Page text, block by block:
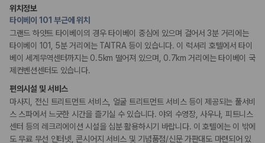
리셉션 서비스
다국어 구사 가능 직원
콘시어지 서비스
포터/벨보이
드라이클리닝/세탁서비스
리무진 또는 타운카 서비스 이용가능
짐 보관 서비스
간편 체크인/체크아웃
웰빙 및 피트니스
피트니스/헬스시설
사우나/스파
위치정보
타이베이 101 부근에 위치
그랜드 하얏트 타이베이의 경우 타이베이 중심에 있으며 걸어서 3분 거리에는
타이베이 101, 5분 거리에는 TAITRA 등이 있습니다. 이 럭셔리 호텔에서 타이
베이 세계무역센터까지는 0.5km 떨어져 있으며, 0.7km 거리에는 타이베이 국
제컨벤션센터도 있습니다.
편의시설 및 서비스
마사지, 전신 트리트먼트 서비스, 얼굴 트리트먼트 서비스 등이 제공되는 풀서비
스 스파에서 느긋한 시간을 즐기실 수 있습니다. 야외 수영장, 사우나, 피트니스
센터 등의 레크리에이션 시설을 십분 활용하시기 바랍니다. 이 호텔에는 이 밖에
도 무료 무선 인터넷, 콘시어지 서비스 및 기념품점/신문 가판대도 마련되어 있